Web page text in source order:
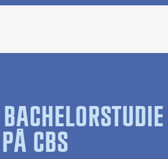
PÅ CBS